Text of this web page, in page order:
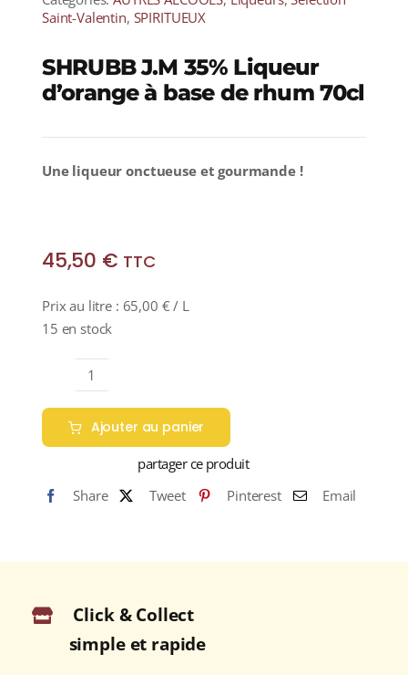
Saint-Valentin, SPIRITUEUX
SHRUBB J.M 35% Liqueur
d’orange à base de rhum 70cl
Une liqueur onctueuse et gourmande !
45,50 € TTC
Prix au litre : 65,00 € / L
15 en stock
quantité
de
SHRUBB
J.M
Liqueur
base
rhum
70cl
Ajouter au panier
partager ce produit
Share
Tweet Pinterest Email
Click & Collect
simple et rapide